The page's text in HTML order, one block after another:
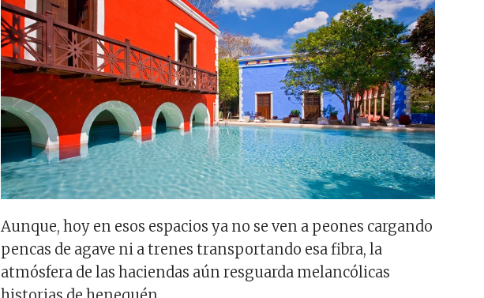
Aunque, hoy en esos espacios ya no se ven a peones cargando
pencas de agave ni a trenes transportando esa fibra, la
atmósfera de las haciendas aún resguarda melancólicas